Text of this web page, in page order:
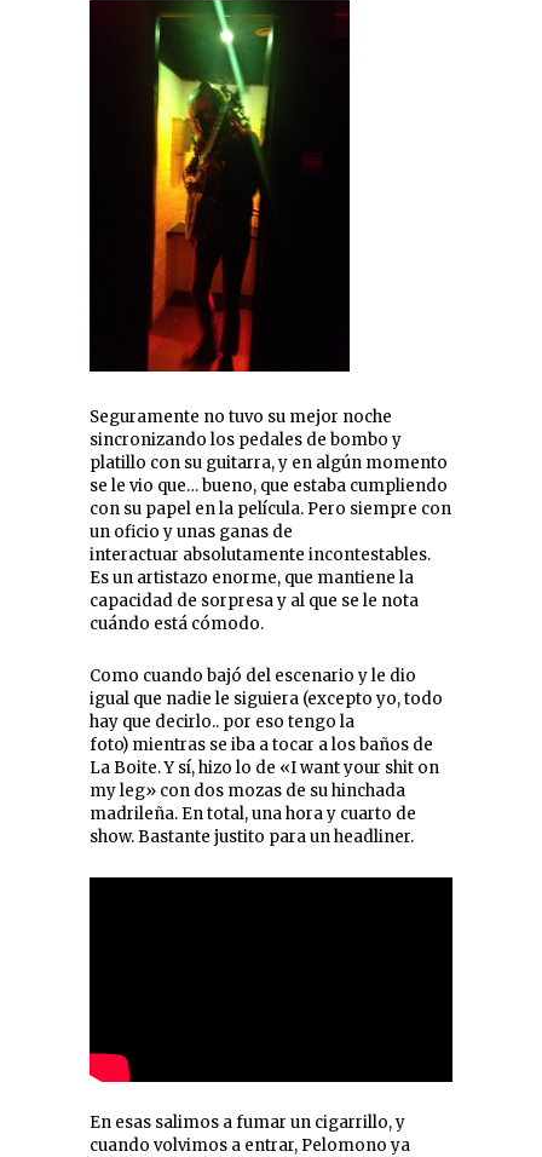
Seguramente no tuvo su mejor noche
sincronizando los pedales de bombo y
platillo con su guitarra, y en algún momento
se le vio que… bueno, que estaba cumpliendo
con su papel en la película. Pero siempre con
un oficio y unas ganas de
interactuar absolutamente incontestables.
Es un artistazo enorme, que mantiene la
capacidad de sorpresa y al que se le nota
cuándo está cómodo.
Como cuando bajó del escenario y le dio
igual que nadie le siguiera (excepto yo, todo
hay que decirlo.. por eso tengo la
foto) mientras se iba a tocar a los baños de
La Boite. Y sí, hizo lo de «I want your shit on
my leg» con dos mozas de su hinchada
madrileña. En total, una hora y cuarto de
show. Bastante justito para un headliner.
En esas salimos a fumar un cigarrillo, y
cuando volvimos a entrar, Pelomono ya